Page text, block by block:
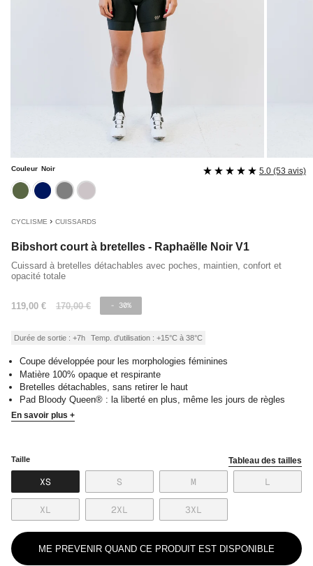
CYCLISME › CUISSARDS
Bibshort court à bretelles - Raphaëlle Noir V1
Cuissard à bretelles détachables avec poches, maintien, confort et
opacité totale
5.0 (53 avis)
Prix
119,00 €
Prix
170,00 € - 30%
Durée de sortie : +7h Temp. d'utilisation : +15°C à 38°C
Coupe développée pour les morphologies féminines
Matière 100% opaque et respirante
Bretelles détachables, sans retirer le haut
Pad Bloody Queen® : la liberté en plus, même les jours de règles
En savoir plus +
Couleur Noir
kaki navy noir rose
Taille Tableau des tailles
XSVARIANTE
ÉPUISÉE
S
ÉPUISÉE
OU
NON
M
ÉPUISÉE
OU
NON
L
ÉPUISÉE
XL
ÉPUISÉE
OU
NON
2XL
ÉPUISÉE
OU
NON
3XL
ÉPUISÉE
OU
NON
ME PREVENIR QUAND CE PRODUIT EST DISPONIBLE